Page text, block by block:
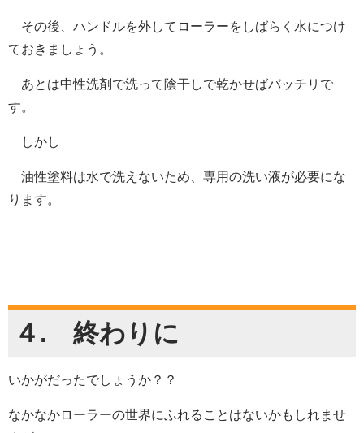
その後、ハンドルを外してローラーをしばらく水につけ
ておきましょう。
あとは中性洗剤で洗って陰干しで乾かせばバッチリで
す。
しかし
油性塗料は水で洗えないため、専用の洗い液が必要にな
ります。
４. 終わりに
いかがだったでしょうか？？
なかなかローラーの世界にふれることはないかもしれませ